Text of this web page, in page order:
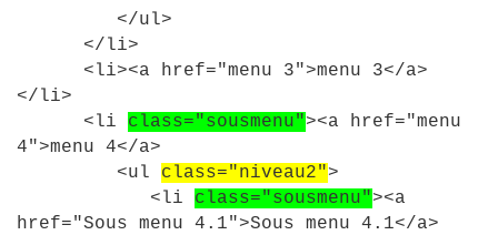
</ul>
</li>
<li><a href="menu 3">menu 3</a>
</li>
<li class="sousmenu"><a href="menu
4">menu 4</a>
<ul class="niveau2">
<li class="sousmenu"><a
href="Sous menu 4.1">Sous menu 4 . 1</a>